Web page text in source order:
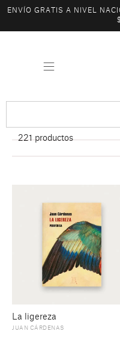
ENVÍO GRATIS A NIVEL
221 productos
La ligereza
JUAN CÁRDENAS